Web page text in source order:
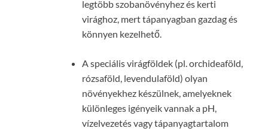
legtöbb szobanövényhez és kerti
virághoz, mert tápanyagban gazdag és
könnyen kezelhető.
A speciális virágföldek (pl. orchideaföld,
rózsaföld, levendulaföld) olyan
növényekhez készülnek, amelyeknek
különleges igényeik vannak a pH,
vízelvezetés vagy tápanyagtartalom